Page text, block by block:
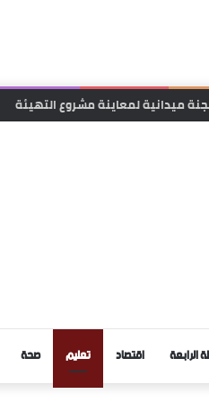
الصحية من ساكنة تنجداد وفركلة العليا
الرابعة اقتصاد تعليم صحة